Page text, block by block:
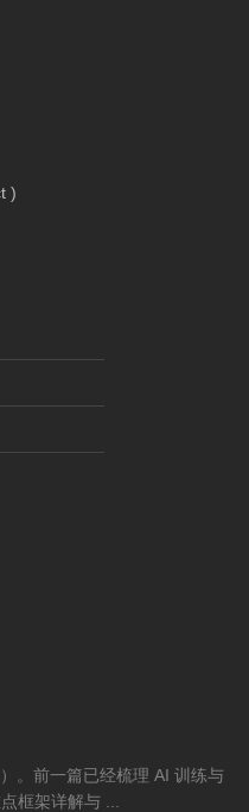
)
。前一篇已经梳理 AI 训练与
框架详解与 ...